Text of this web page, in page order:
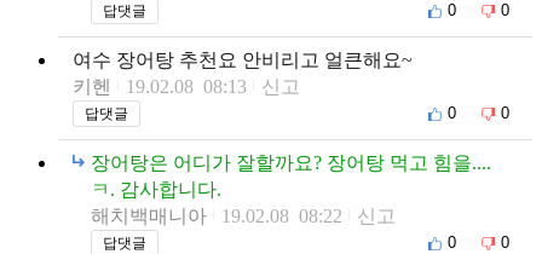
답댓글 0 0
여수 장어탕 추천요 안비리고 얼큰해요~
키헨
19.02.08 08:13 신고
답댓글 0 0
장어탕은 어디가 잘할까요? 장어탕 먹고 힘을....
ㅋ. 감사합니다.
해치백매니아
19.02.08 08:22 신고
답댓글 0 0